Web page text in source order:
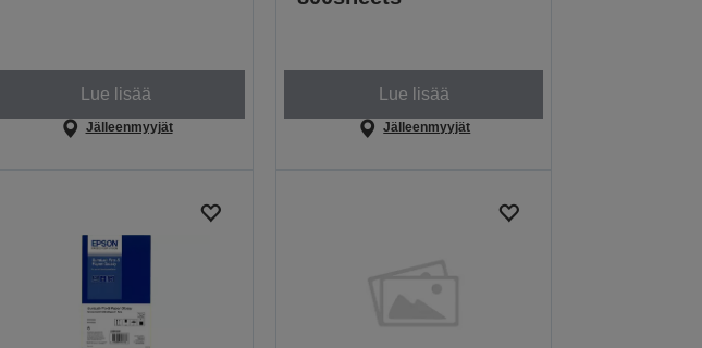
Lue lisää
Jälleenmyyjät
Lue lisää
Jälleenmyyjät